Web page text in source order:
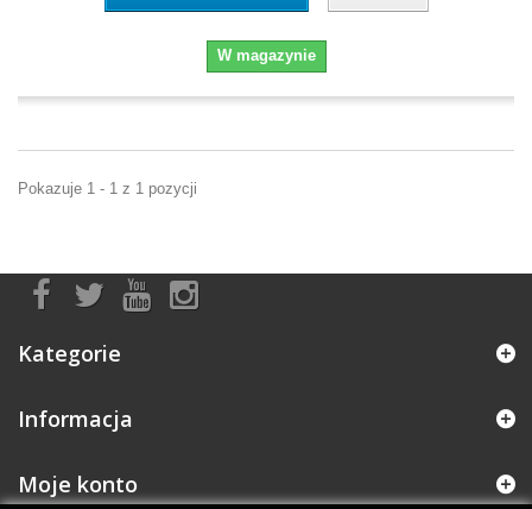
W magazynie
Pokazuje 1 - 1 z 1 pozycji
Kategorie
Informacja
Moje konto